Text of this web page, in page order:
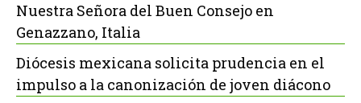
Nuestra Señora del Buen Consejo en
Genazzano, Italia
Diócesis mexicana solicita prudencia en el
impulso a la canonización de joven diácono